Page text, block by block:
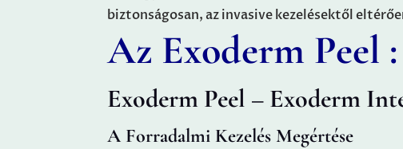
biztonságosan, az invasive kezelésektől
Az Exoderm
Exoderm Peel – Exoderm
A Forradalmi Kezelés Megértése